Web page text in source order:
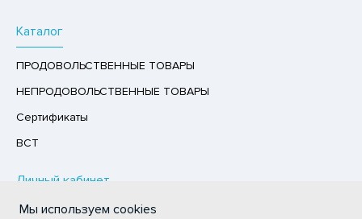
Каталог
ПРОДОВОЛЬСТВЕННЫЕ ТОВАРЫ
НЕПРОДОВОЛЬСТВЕННЫЕ ТОВАРЫ
Сертификаты
ВСТ
Личный кабинет
Авторизация / Регистрация
Мы используем cookies